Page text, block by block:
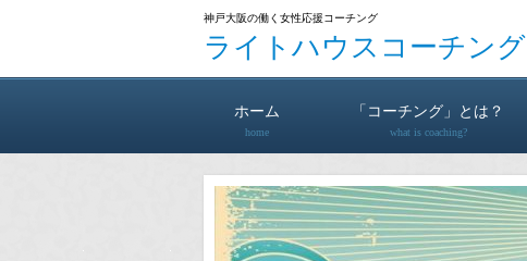
神戸大阪の働く女性応援コーチング
ライトハウスコーチング
ホーム
home
「コーチング」とは？
what is coaching?